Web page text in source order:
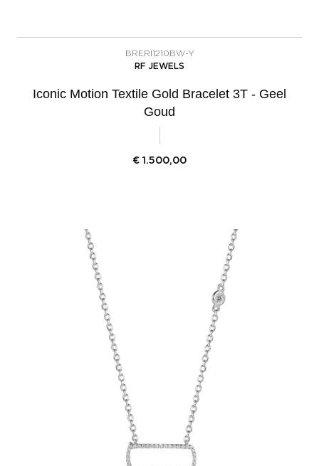
BRERI1210BW-Y
RF JEWELS
Iconic Motion Textile Gold Bracelet 3T - Geel
Goud
€ 1.500,00